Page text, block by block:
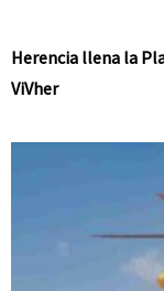
Herencia llena la
ViVher